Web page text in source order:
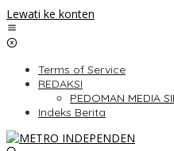
Lewati ke konten
Terms of Service
REDAKSI
PEDOMAN MEDIA
Indeks Berita